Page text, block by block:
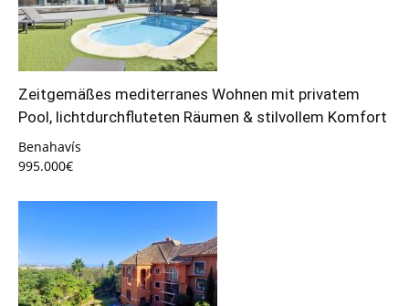
Zeitgemäßes mediterranes Wohnen mit privatem
Pool, lichtdurchfluteten Räumen & stilvollem Komfort
Benahavís
995.000€